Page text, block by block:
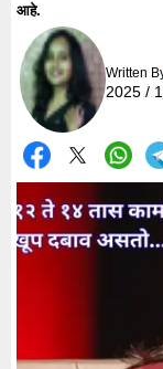
आहे.
Written
2025 /